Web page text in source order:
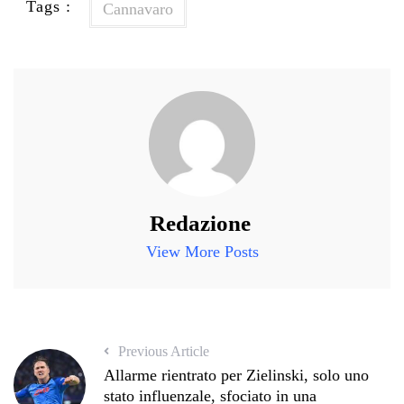
Tags : Cannavaro
Redazione
View More Posts
Previous Article
Allarme rientrato per Zielinski, solo uno
stato influenzale, sfociato in una